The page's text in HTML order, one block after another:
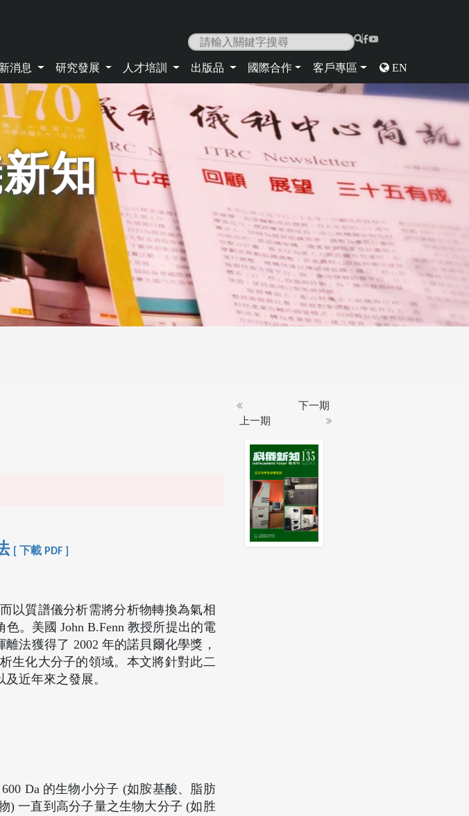
|
消息 研究發展 人才培訓 出版品 國際合作 客戶專區 EN
知
[ 下載 PDF ]
以質譜儀分析需將分析物轉換為氣相
。美國 John B.Fenn 教授所提出的電
法獲得了 2002 年的諾貝爾化學獎，
生化大分子的領域。本文將針對此二
近年來之發展。
Da 的生物小分子 (如胺基酸、脂肪
) 一直到高分子量之生物大分子 (如胜
上一期
下一期